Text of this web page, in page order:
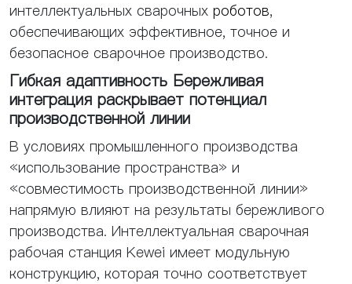
интеллектуальных сварочных роботов,
обеспечивающих эффективное, точное и
безопасное сварочное производство.
Гибкая адаптивность Бережливая
интеграция раскрывает потенциал
производственной линии
В условиях промышленного производства
«использование пространства» и
«совместимость производственной линии»
напрямую влияют на результаты бережливого
производства. Интеллектуальная сварочная
рабочая станция Kewei имеет модульную
конструкцию, которая точно соответствует